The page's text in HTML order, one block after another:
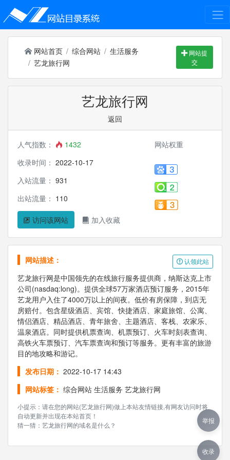
网站首页 综合网站
生活服务
艺龙旅行网
网站提
交
艺龙旅行网
返回
人气指数：
1432
收录时间： 2022-10-17
入站流量： 931
出站流量： 110
访问该网站 加入收藏
网站权重
认领此站
网站描述：
艺龙旅行网是中国领先的在线旅行服务提供商，纳斯达克上市
公司(nasdaq:long)。提供全球57万家酒店预订服务，2015年
艺龙用户入住了4000万以上的间夜。低价有房保障，到店无
房赔付。包含星级酒店、宾馆、快捷酒店、家庭旅馆、公寓、
情侣酒店、精品酒店、青年旅舍、主题酒店、客栈、农家乐、
温泉酒店。同时提供机票查询、机票预订、火车时刻表查询、
高铁火车票预订、汽车票查询和预订等服务。更有丰富的旅游
目的地攻略和游记。
发布日期： 2022-10-17 14:43
网站标签： 综合网站 生活服务 艺龙旅行网
小提示：请在您的网站(艺龙旅行网)做上本站友情链接,有网友访问时将
自动更新并出现在本站首页！
猜一猜：艺龙旅行网的域名是什么？
举报
收录